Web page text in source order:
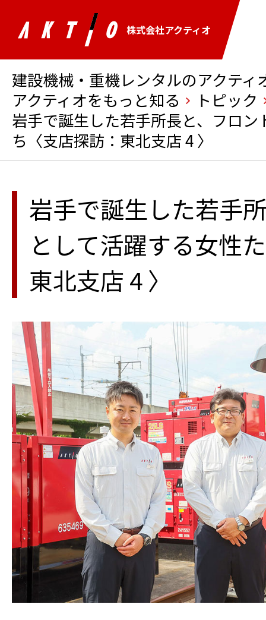
株式会社アクティオ
建設機械・重機レンタルのアクティ
アクティオをもっと知る
トピック
岩手で誕生した若手所長と、フロ
ち〈支店探訪：東北支店 4 〉
岩手で誕生した若手
として活躍する女性
東北支店 4 〉